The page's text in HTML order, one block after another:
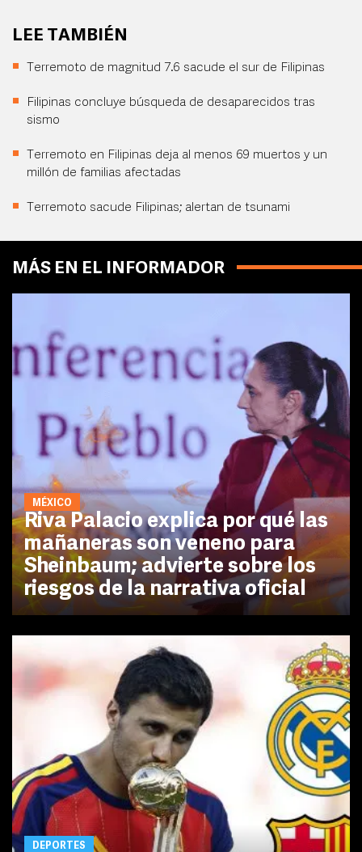
LEE TAMBIÉN
Terremoto de magnitud 7.6 sacude el sur de Filipinas
Filipinas concluye búsqueda de desaparecidos tras
sismo
Terremoto en Filipinas deja al menos 69 muertos y un
millón de familias afectadas
Terremoto sacude Filipinas; alertan de tsunami
MÁS EN EL INFORMADOR
MÉXICO
Riva Palacio explica por qué las
mañaneras son veneno para
Sheinbaum; advierte sobre los
riesgos de la narrativa oficial
DEPORTES